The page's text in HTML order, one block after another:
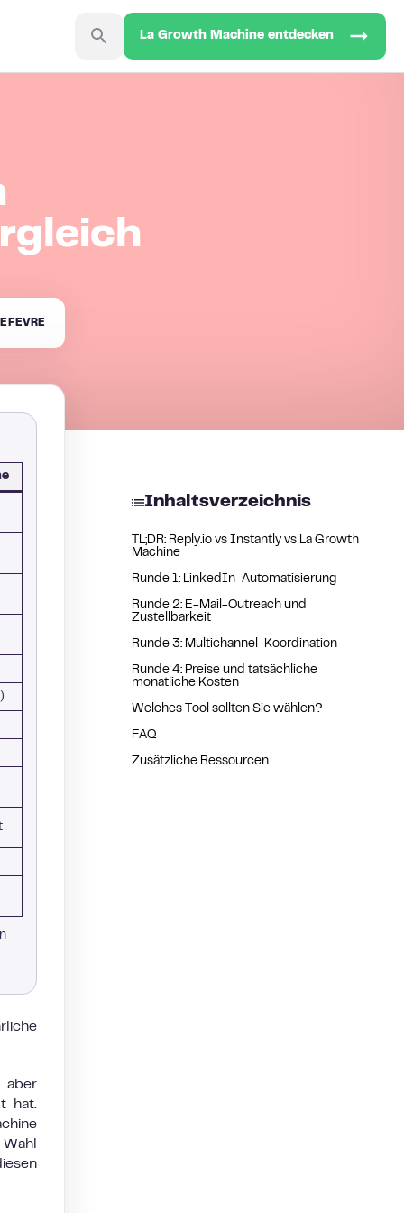
La Growth Machine entdecken
Inhaltsverzeichnis
TL;DR: Reply.io vs Instantly vs La Growth
Machine
Runde 1: LinkedIn-Automatisierung
Runde 2: E-Mail-Outreach und
Zustellbarkeit
Runde 3: Multichannel-Koordination
Runde 4: Preise und tatsächliche
monatliche Kosten
Welches Tool sollten Sie wählen?
FAQ
Zusätzliche Ressourcen
aber
hat.